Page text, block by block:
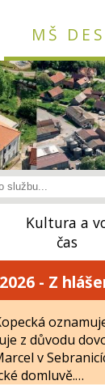
MŠ
Kultura a
čas
- Z
z důvodu
v
domluvě.…